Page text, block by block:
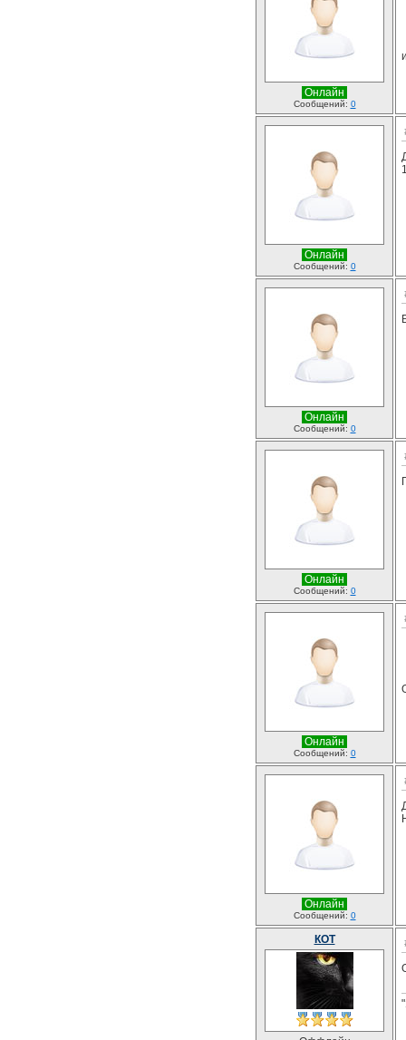
Онлайн
Сообщений: 0
Онлайн
Сообщений: 0
Онлайн
Сообщений: 0
Онлайн
Сообщений: 0
Онлайн
Сообщений: 0
Онлайн
Сообщений: 0
КОТ